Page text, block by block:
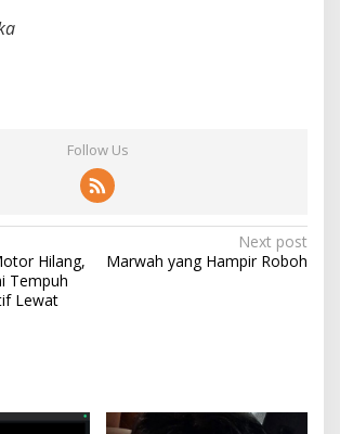
Follow Us
Hilang,
Tempuh
Lewat
Next post
Marwah yang Hampir Roboh